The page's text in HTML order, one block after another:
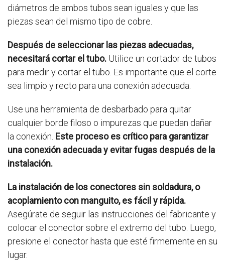
diámetros de ambos tubos sean iguales y que las
piezas sean del mismo tipo de cobre.
Después de seleccionar las piezas adecuadas,
necesitará cortar el tubo. Utilice un cortador de tubos
para medir y cortar el tubo. Es importante que el corte
sea limpio y recto para una conexión adecuada.
Use una herramienta de desbarbado para quitar
cualquier borde filoso o impurezas que puedan dañar
la conexión. Este proceso es crítico para garantizar
una conexión adecuada y evitar fugas después de la
instalación.
La instalación de los conectores sin soldadura, o
acoplamiento con manguito, es fácil y rápida.
Asegúrate de seguir las instrucciones del fabricante y
colocar el conector sobre el extremo del tubo. Luego,
presione el conector hasta que esté firmemente en su
lugar.